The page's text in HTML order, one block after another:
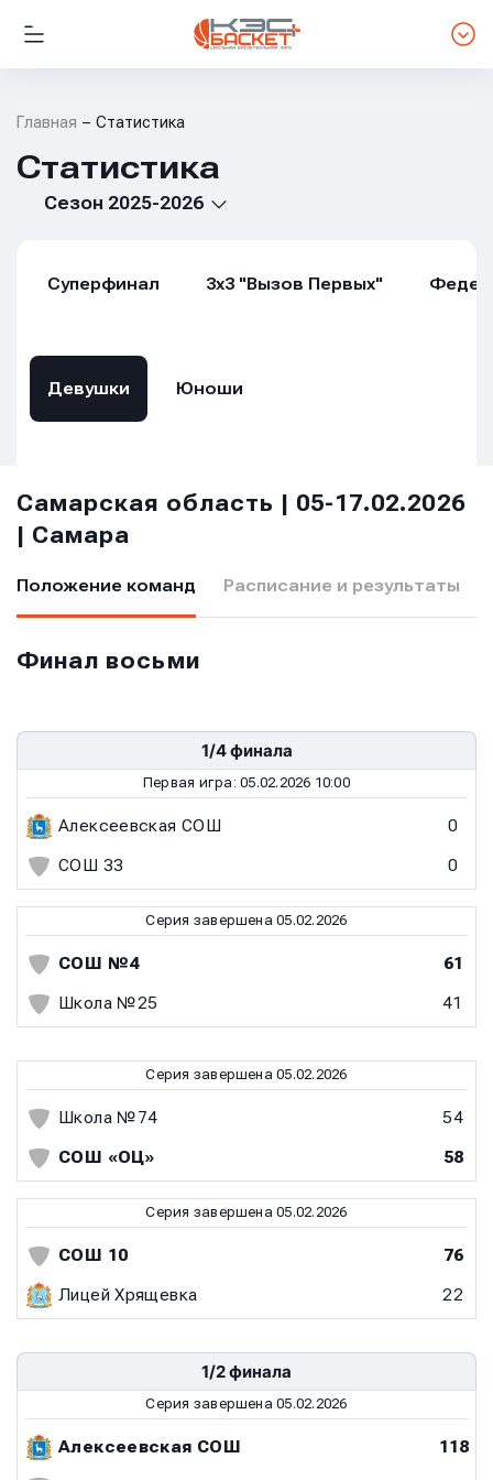
Главная Статистика
Статистика
Сезон 2025-2026
Суперфинал 3х3 "Вызов Первых"
Девушки Юноши